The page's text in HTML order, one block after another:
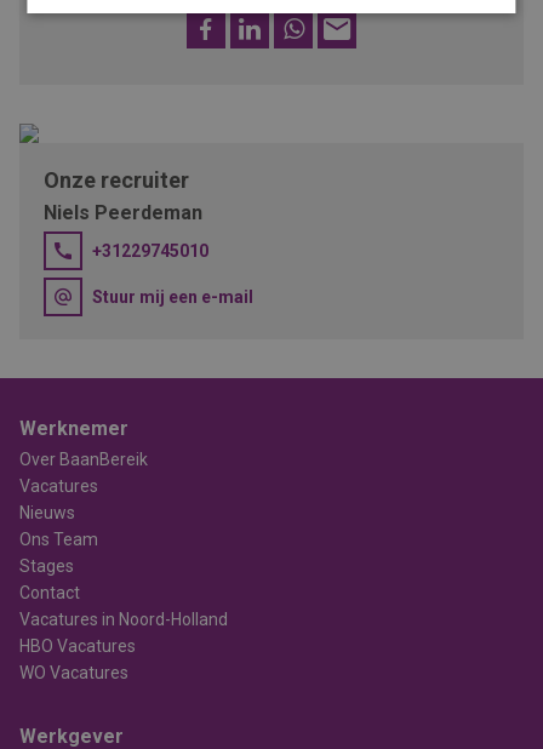
FacebookLinkedInWhatsApp
E-
Onze recruiter
Niels Peerdeman
+31229745010
Stuur mij een e-mail
Werknemer
Over BaanBereik
Vacatures
Nieuws
Ons Team
Stages
Contact
Vacatures in Noord-Holland
HBO Vacatures
WO Vacatures
Werkgever